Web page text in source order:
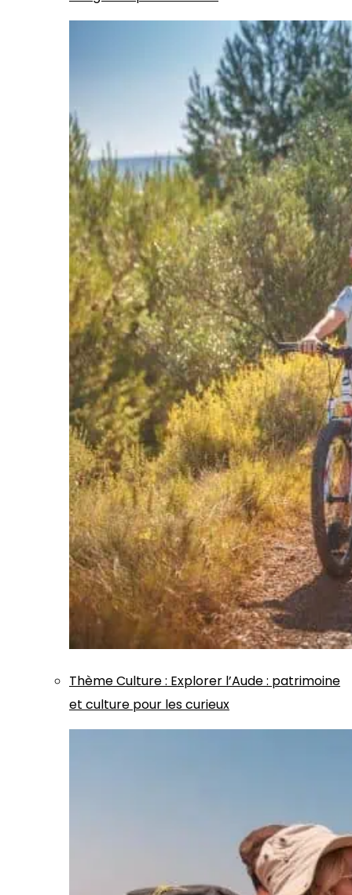
ThèmeCulture: Explorer l’Aude : patrimoine
et culture pour les curieux